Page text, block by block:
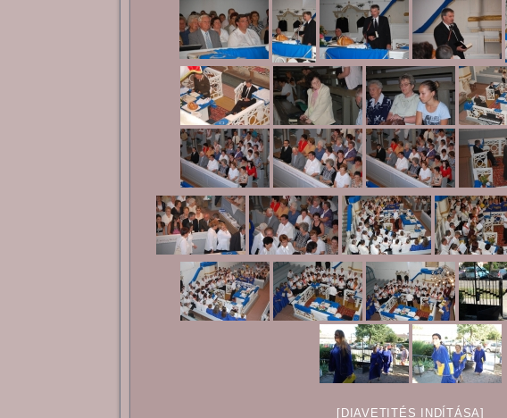
[DIAVETITÉS INDÍTÁSA]